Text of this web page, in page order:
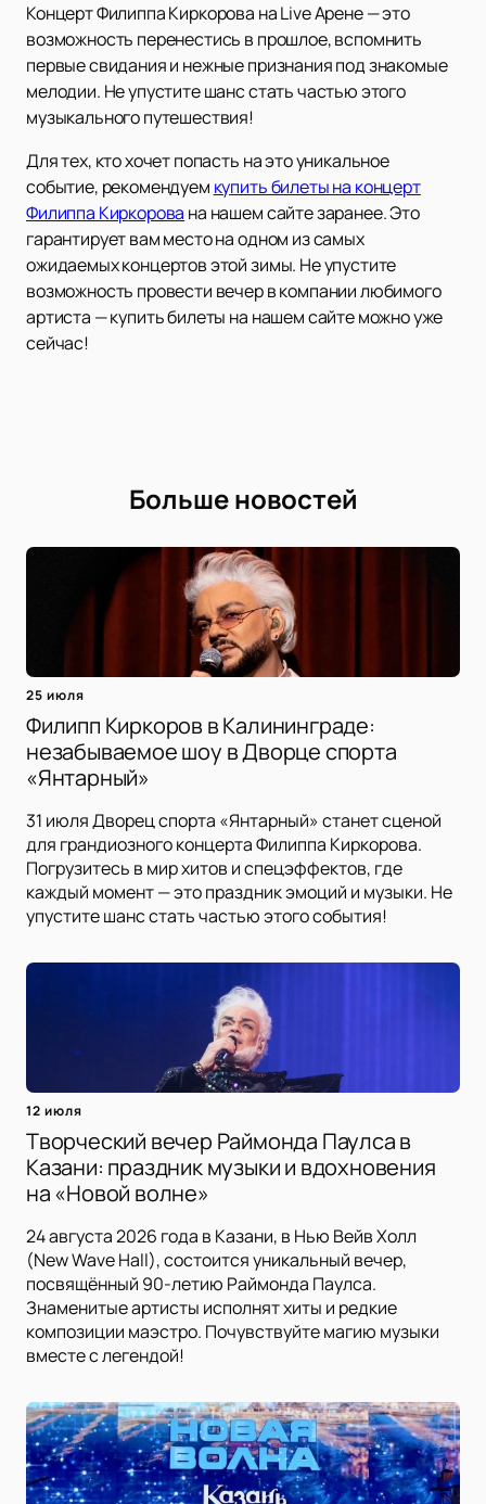
Концерт Филиппа Киркорова на Live Арене — это
возможность перенестись в прошлое, вспомнить
первые свидания и нежные признания под знакомые
мелодии. Не упустите шанс стать частью этого
музыкального путешествия!
Для тех, кто хочет попасть на это уникальное
событие, рекомендуем купить билеты на концерт
Филиппа Киркорова на нашем сайте заранее. Это
гарантирует вам место на одном из самых
ожидаемых концертов этой зимы. Не упустите
возможность провести вечер в компании любимого
артиста — купить билеты на нашем сайте можно уже
сейчас!
Больше новостей
25 июля
Филипп Киркоров в Калининграде:
незабываемое шоу в Дворце спорта
«Янтарный»
31 июля Дворец спорта «Янтарный» станет сценой
для грандиозного концерта Филиппа Киркорова.
Погрузитесь в мир хитов и спецэффектов, где
каждый момент — это праздник эмоций и музыки. Не
упустите шанс стать частью этого события!
12 июля
Творческий вечер Раймонда Паулса в
Казани: праздник музыки и вдохновения
на «Новой волне»
24 августа 2026 года в Казани, в Нью Вейв Холл
(New Wave Hall), состоится уникальный вечер,
посвящённый 90-летию Раймонда Паулса.
Знаменитые артисты исполнят хиты и редкие
композиции маэстро. Почувствуйте магию музыки
вместе с легендой!